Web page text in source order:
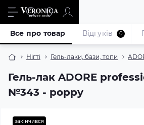
Нігті Гель-лаки, бази, топи
Гель-лак ADORE
№343 - poppy
Все про товар Відгуків 0
закінчився